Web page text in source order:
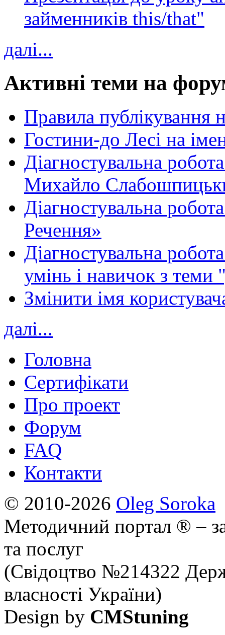
займенників this/that"
далі...
Активні теми на
Правила публікування
Гостини-до Лесі на
Діагностувальна
Михайло
Діагностувальна
Речення»
Діагностувальна
умінь і навичок з теми
Змінити імя
далі...
Головна
Сертифікати
Про проект
Форум
FAQ
Контакти
© 2010-2026 Oleg Soroka
Методичний портал ® –
та послуг
(Свідоцтво №214322
власності України)
Design by CMStuning